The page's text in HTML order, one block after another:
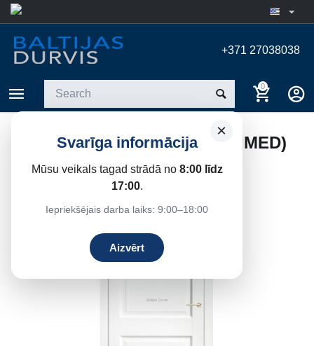
+371 27038038
0
×
Svarīga informācija
Mūsu veikals tagad strādā no 8:00 līdz
17:00.
Iepriekšējais darba laiks: 9:00–18:00
Aizvērt
INTERIOR DOOR LINDA (PRIMED)
Home / Interior doors Milled interior doors